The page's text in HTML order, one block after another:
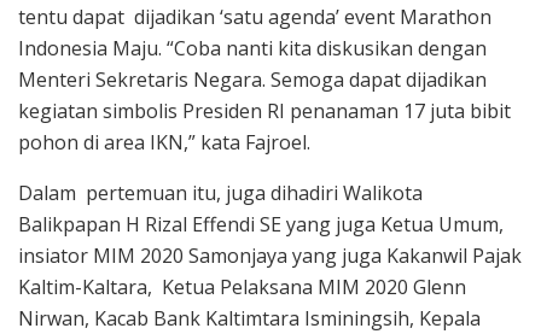
tentu dapat dijadikan ‘satu agenda’ event Marathon
Indonesia Maju. “Coba nanti kita diskusikan dengan
Menteri Sekretaris Negara. Semoga dapat dijadikan
kegiatan simbolis Presiden RI penanaman 17 juta bibit
pohon di area IKN,” kata Fajroel.
Dalam pertemuan itu, juga dihadiri Walikota
Balikpapan H Rizal Effendi SE yang juga Ketua Umum,
insiator MIM 2020 Samonjaya yang juga Kakanwil Pajak
Kaltim-Kaltara, Ketua Pelaksana MIM 2020 Glenn
Nirwan, Kacab Bank Kaltimtara Isminingsih, Kepala